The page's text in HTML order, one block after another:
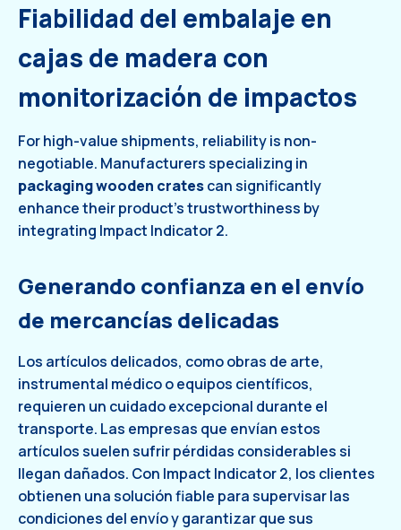
Fiabilidad del embalaje en
cajas de madera con
monitorización de impactos
For high-value shipments, reliability is non-
negotiable. Manufacturers specializing in
packaging wooden cratescan significantly
enhance their product's trustworthiness by
integrating Impact Indicator 2.
Generando confianza en el envío
de mercancías delicadas
Los artículos delicados, como obras de arte,
instrumental médico o equipos científicos,
requieren un cuidado excepcional durante el
transporte. Las empresas que envían estos
artículos suelen sufrir pérdidas considerables si
llegan dañados. Con Impact Indicator 2, los clientes
obtienen una solución fiable para supervisar las
condiciones del envío y garantizar que sus